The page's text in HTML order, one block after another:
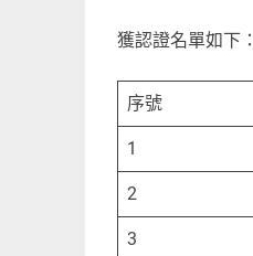
獲認證名單如下：
序號
1
2
3